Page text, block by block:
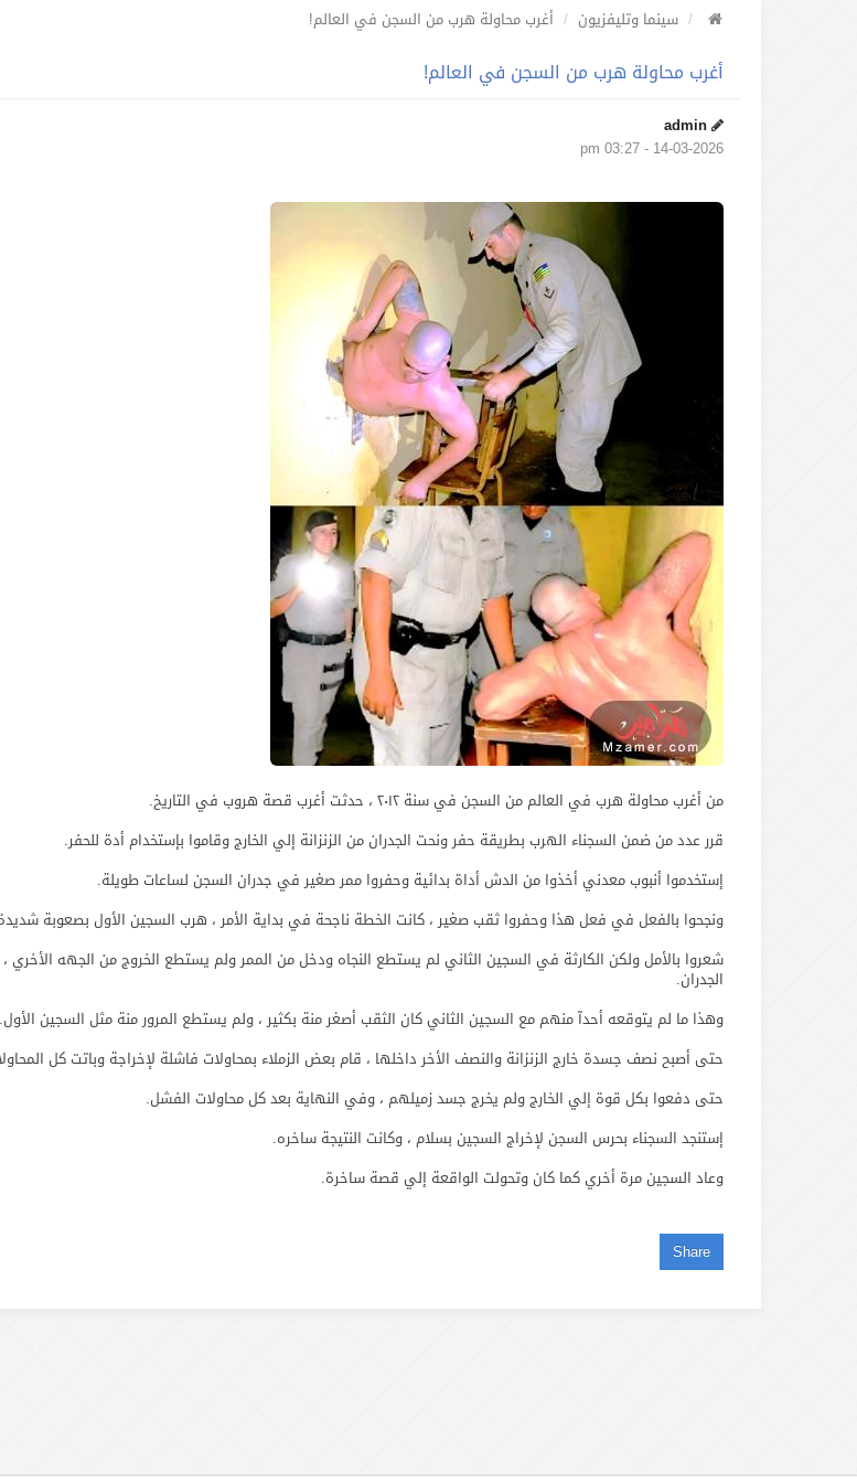
سينما وتليفزيون أغرب محاولة هرب من السجن في العالم!
أغرب محاولة هرب من السجن في العالم!
admin
14-03-2026 - 03:27 pm
من أغرب محاولة هرب في العالم من السجن في سنة ٢٠١٢ ، حدثت أغرب قصة هروب في التاريخ.
قرر عدد من ضمن السجناء الهرب بطريقة حفر ونحت الجدران من الزنزانة إلي الخارج وقاموا بإستخدام أدة للحفر.
إستخدموا أنبوب معدني أخذوا من الدش أداة بدائية وحفروا ممر صغير في جدران السجن لساعات طويلة.
ونجحوا بالفعل في فعل هذا وحفروا ثقب صغير ، كانت الخطة ناجحة في بداية الأمر ، هرب السجين الأول بصعوبة
شعروا بالأمل ولكن الكارثة في السجين الثاني لم يستطع النجاه ودخل من الممر ولم يستطع الخروج من الجهه
الجدران.
وهذا ما لم يتوقعه أحدآ منهم مع السجين الثاني كان الثقب أصغر منة بكثير ، ولم يستطع المرور منة مثل السجين الأول.
حتى أصبح نصف جسدة خارج الزنزانة والنصف الأخر داخلها ، قام بعض الزملاء بمحاولات فاشلة لإخراجة وباتت كل
حتى دفعوا بكل قوة إلي الخارج ولم يخرج جسد زميلهم ، وفي النهاية بعد كل محاولات الفشل.
إستنجد السجناء بحرس السجن لإخراج السجين بسلام ، وكانت النتيجة ساخره.
وعاد السجين مرة أخري كما كان وتحولت الواقعة إلي قصة ساخرة.
Share